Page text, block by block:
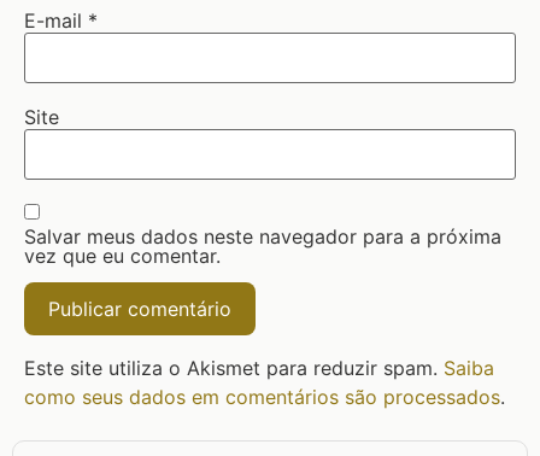
E-mail *
Site
Salvar meus dados neste navegador para a próxima
vez que eu comentar.
Este site utiliza o Akismet para reduzir spam. Saiba
como seus dados em comentários são processados.